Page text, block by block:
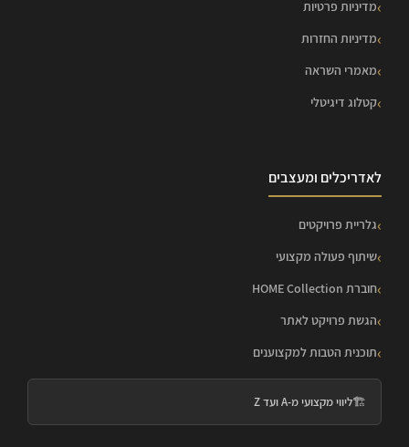
מדיניות פרטיות
מדיניות החזרות
מאמרי השראה
קטלוג דיגיטלי
לאדריכלים ומעצבים
גלריית פרויקטים
שיתוף פעולה מקצועי
חוברת HOME Collection
הגשת פרויקט לאתר
תוכנית הטבות למקצוענים
🏗️ליווי מקצועי מ-A ועד Z